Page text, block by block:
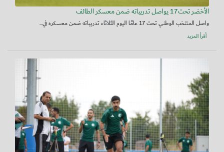
الأخضر تحت17 يواصل تدريباته ضمن معسكر الطائف
واصل المنتخب الوطني تحت 17 عامًا اليوم الثلاثاء تدريباته ضمن معسكره في...
أقرأ المزيد